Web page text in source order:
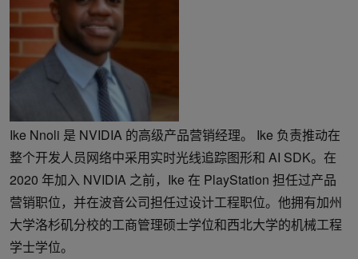
Ike Nnoli 是 NVIDIA 的高级产品营销经理。 Ike 负责推动在
整个开发人员网络中采用实时光线追踪图形和 AI SDK。在
2020 年加入 NVIDIA 之前，Ike 在 PlayStation 担任过产品
营销职位，并在波音公司担任过设计工程职位。他拥有加州
大学洛杉矶分校的工商管理硕士学位和西北大学的机械工程
学士学位。